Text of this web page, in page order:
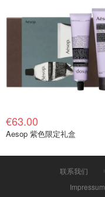
€63.00
Aesop 紫色限定礼盒
联系我们
Impressum